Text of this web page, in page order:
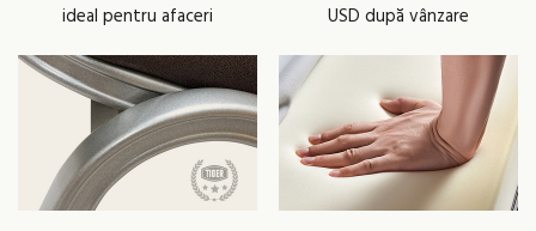
ideal pentru afaceri
USD după vânzare